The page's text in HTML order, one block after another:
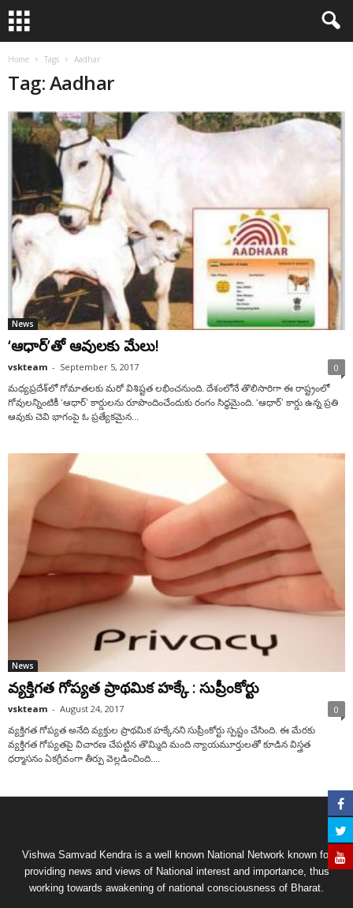
Home Tags Aadhar
Tag: Aadhar
News
‘ఆధార్’తో ఆవులకు మేలు!
vskteam - September 5, 2017 0
మధ్యప్రదేశ్‌లో గోమాతలకు మరో విశిష్టత లభించనుంది. దేశంలోనే తొలిసారిగా ఈ రాష్ట్రంలో
గోవులన్నింటికీ ‘ఆధార్’ కార్డులను రూపొందించేందుకు రంగం సిద్ధమైంది. ‘ఆధార్’ కార్డు ఉన్న ప్రతి
ఆవుకు చెవి భాగంపై ఓ ప్రత్యేకమైన...
News
వ్యక్తిగత గోప్యత ప్రాథమిక హక్కే : సుప్రీంకోర్టు
vskteam - August 24, 2017 0
వ్యక్తిగత గోప్యత అనేది వ్యక్తుల ప్రాథమిక హక్కేనని సుప్రీంకోర్టు స్పష్టం చేసింది. ఈ మేరకు
వ్యక్తిగత గోప్యతపై విచారణ చేపట్టిన తొమ్మిది మంది న్యాయమూర్తులతో కూడిన విస్త్రత
ధర్మాసనం ఏకగ్రీవంగా తీర్పు వెల్లడించింది....
Vishwa Samvad Kendra is a well known National Network known for
providing news and views of National interest and importance, thus
working towards awakening of national consciousness of Bharat.